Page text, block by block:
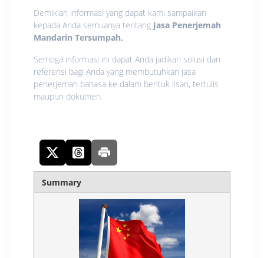
Demikian informasi yang dapat kami sampaikan
kepada Anda semuanya tentang Jasa Penerjemah
Mandarin Tersumpah,
Semoga informasi ini dapat Anda jadikan solusi dan
referensi bagi Anda yang membutuhkan jasa
penerjemah bahasa ke dalam bentuk lisan, tertulis
maupun dokumen.
Summary